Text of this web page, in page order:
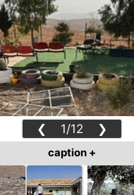
❮ 1/12 ❯
caption +